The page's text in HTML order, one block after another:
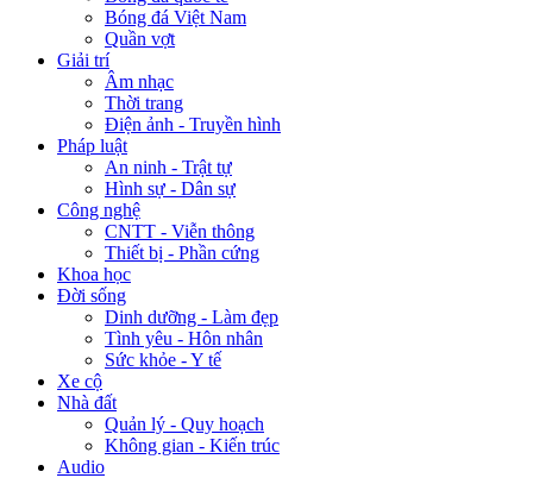
Bóng đá Việt Nam
Quần vợt
Giải trí
Âm nhạc
Thời trang
Điện ảnh - Truyền hình
Pháp luật
An ninh - Trật tự
Hình sự - Dân sự
Công nghệ
CNTT - Viễn thông
Thiết bị - Phần cứng
Khoa học
Đời sống
Dinh dưỡng - Làm đẹp
Tình yêu - Hôn nhân
Sức khỏe - Y tế
Xe cộ
Nhà đất
Quản lý - Quy hoạch
Không gian - Kiến trúc
Audio